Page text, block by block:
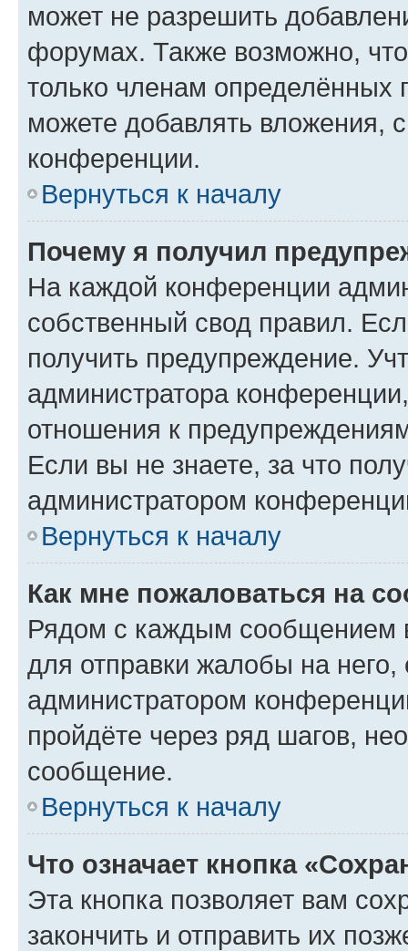
может не разрешить
форумах. Также возможно,
только членам определённых
можете добавлять вложения,
конференции.
Вернуться к началу
Почему я получил
На каждой конференции
собственный свод правил.
получить предупреждение.
администратора
отношения к
Если вы не знаете, за что
администратором
Вернуться к началу
Как мне пожаловаться на
Рядом с каждым сообщением
для отправки жалобы на
администратором
пройдёте через ряд шагов,
сообщение.
Вернуться к началу
Что означает кнопка
Эта кнопка позволяет вам
закончить и отправить их